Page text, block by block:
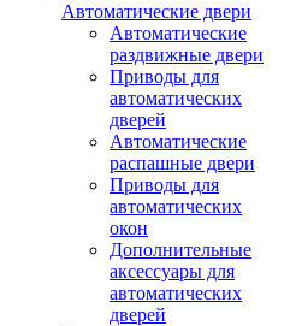
Автоматические двери
Автоматические
раздвижные двери
Приводы для
автоматических
дверей
Автоматические
распашные двери
Приводы для
автоматических
окон
Дополнительные
аксессуары для
автоматических
дверей